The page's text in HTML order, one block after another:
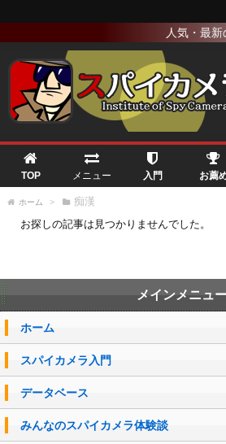
人気・最新
TOP メニュー 入門 お薦
ホーム >
痴漢
お探しの記事は見つかりませんでした。
メインメニュ
ホーム
スパイカメラ入門
データベース
みんなのスパイカメラ体験談